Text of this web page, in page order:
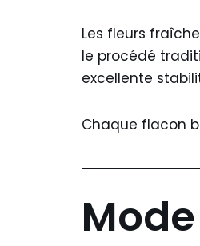
Les fleurs
le procédé
excellente
Chaque flacon